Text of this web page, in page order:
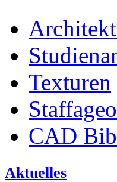
Texturen
CAD
Aktuelles